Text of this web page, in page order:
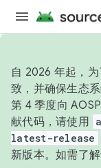
自 2026 年起，
致，并确保生态
第 4 季度向
献代码，请使用
latest-release
新版本。如需了